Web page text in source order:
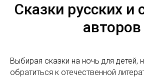
Сказки русских и
авторов
Выбирая сказки на ночь для детей,
обратиться к отечественной